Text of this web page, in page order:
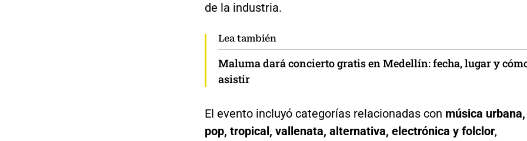
de la industria.
Lea también
Maluma dará concierto gratis en Medellín: fecha, lugar y
asistir
El evento incluyó categorías relacionadas con música urbana,
pop, tropical, vallenata, alternativa, electrónica y folclor,